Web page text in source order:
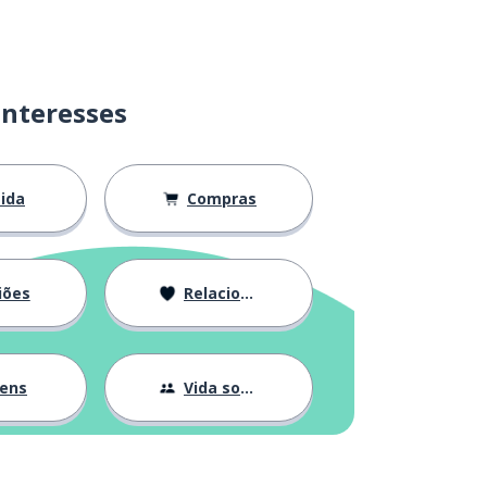
Compras
Relacionamentos
Vida social